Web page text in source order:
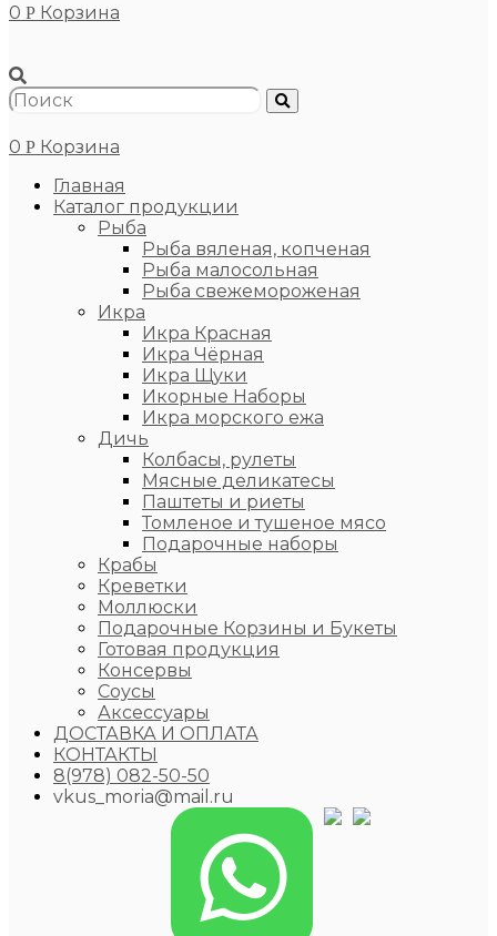
0 Р Корзина
0 Р Корзина
Главная
Каталог продукции
Рыба
Рыба вяленая, копченая
Рыба малосольная
Рыба свежемороженая
Икра
Икра Красная
Икра Чёрная
Икра Щуки
Икорные Наборы
Икра морского ежа
Дичь
Колбасы, рулеты
Мясные деликатесы
Паштеты и риеты
Томленое и тушеное мясо
Подарочные наборы
Крабы
Креветки
Моллюски
Подарочные Корзины и Букеты
Готовая продукция
Консервы
Соусы
Аксессуары
ДОСТАВКА И ОПЛАТА
КОНТАКТЫ
8(978) 082-50-50
vkus_moria@mail.ru